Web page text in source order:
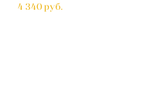
4 340 pуб.